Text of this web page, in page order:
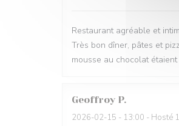
Restaurant agréable et
Très bon dîner, pâtes et
mousse au chocolat
Geoffroy P
2026-02-15 - 13:00 - Hosté